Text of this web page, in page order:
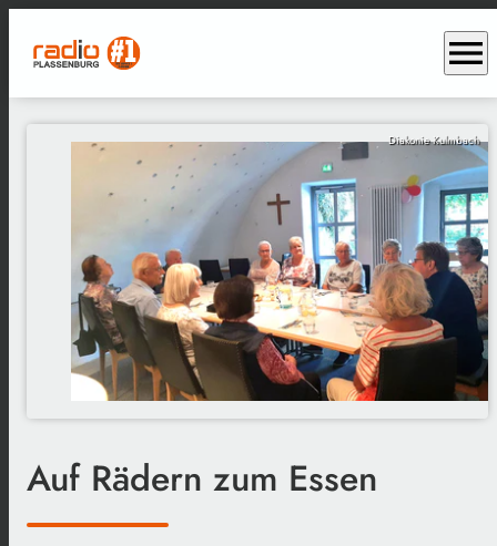
menu
Diakonie Kulmbach
Auf Rädern zum Essen